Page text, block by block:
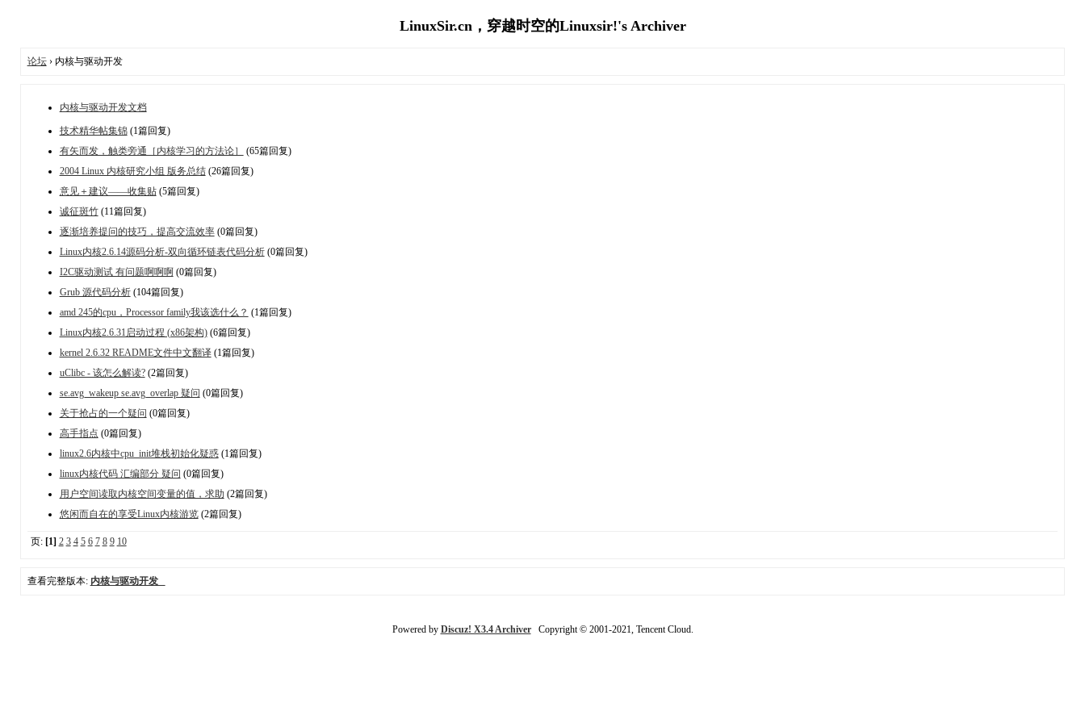
LinuxSir.cn，穿越时空的Linuxsir!'s Archiver
论坛› 内核与驱动开发
内核与驱动开发文档
技术精华帖集锦(1篇回复)
有矢而发，触类旁通［内核学习的方法论］
(65篇回复)
2004 Linux 内核研究小组 版务总结(26篇回复)
意见＋建议——收集贴(5篇回复)
诚征斑竹(11篇回复)
逐渐培养提问的技巧，提高交流效率(0篇回复)
Linux内核2.6.14源码分析-双向循环链表代码分析(0篇回复)
I2C驱动测试 有问题啊啊啊(0篇回复)
Grub 源代码分析(104篇回复)
amd 245的cpu，Processor family我该选什么？ (1篇回复)
Linux内核2.6.31启动过程 (x86架构)(6篇回复)
kernel 2.6.32 README文件中文翻译(1篇回复)
uClibc - 该怎么解读?(2篇回复)
se.avg_wakeup se.avg_overlap 疑问 (0篇回复)
关于抢占的一个疑问 (0篇回复)
高手指点 (0篇回复)
linux2.6内核中cpu_init堆栈初始化疑惑(1篇回复)
linux内核代码 汇编部分 疑问 (0篇回复)
用户空间读取内核空间变量的值，求助 (2篇回复)
悠闲而自在的享受Linux内核游览(2篇回复)
页: [1] 2 3 4 5 6 7 8 9 10
查看完整版本: 内核与驱动开发
Powered by Discuz! X3.4 ArchiverCopyright © 2001-2021, Tencent Cloud.